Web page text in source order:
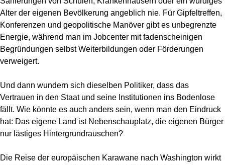
Alter der eigenen Bevölkerung angeblich nie. Für Gipfeltreffen,
Konferenzen und geopolitische Manöver gibt es unbegrenzte
Energie, während man im Jobcenter mit fadenscheinigen
Begründungen selbst Weiterbildungen oder Förderungen
verweigert.
Und dann wundern sich dieselben Politiker, dass das
Vertrauen in den Staat und seine Institutionen ins Bodenlose
fällt. Wie könnte es auch anders sein, wenn man den Eindruck
hat: Das eigene Land ist Nebenschauplatz, die eigenen Bürger
nur lästiges Hintergrundrauschen?
Die Reise der europäischen Karawane nach Washington wirkt